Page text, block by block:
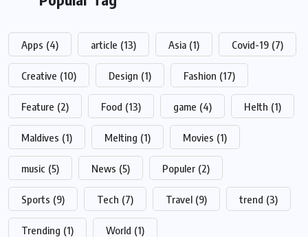
Apps (4) article (13) Asia (1) Covid-19 (7)
Creative (10) Design (1) Fashion (17)
Feature (2) Food (13) game (4) Helth (1)
Maldives (1) Melting (1) Movies (1)
music (5) News (5) Populer (2)
Sports (9) Tech (7) Travel (9) trend (3)
Trending (1) World (1)